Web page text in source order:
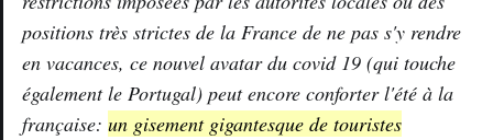
positions très strictes de la France de ne pas s'y rendre
en vacances, ce nouvel avatar du covid 19 (qui touche
également le Portugal) peut encore conforter l'été à la
française: un gisement gigantesque de touristes